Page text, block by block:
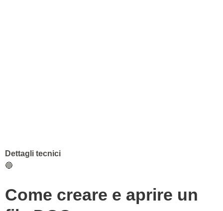
Dettagli tecnici
🔵
Come creare e aprire un